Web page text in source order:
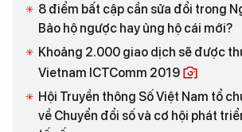
8 điểm bất cập cần sửa đổi trong
Bảo hộ ngược hay ủng hộ cái mới?
Khoảng 2.000 giao dịch sẽ được
Vietnam ICTComm 2019
Hội Truyền thông Số Việt Nam tổ
về Chuyển đổi số và cơ hội phát